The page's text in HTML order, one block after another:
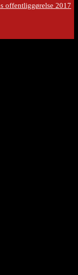
offentliggørelse 2017